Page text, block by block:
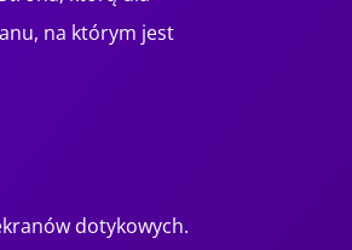
na którym jest
dotykowych.